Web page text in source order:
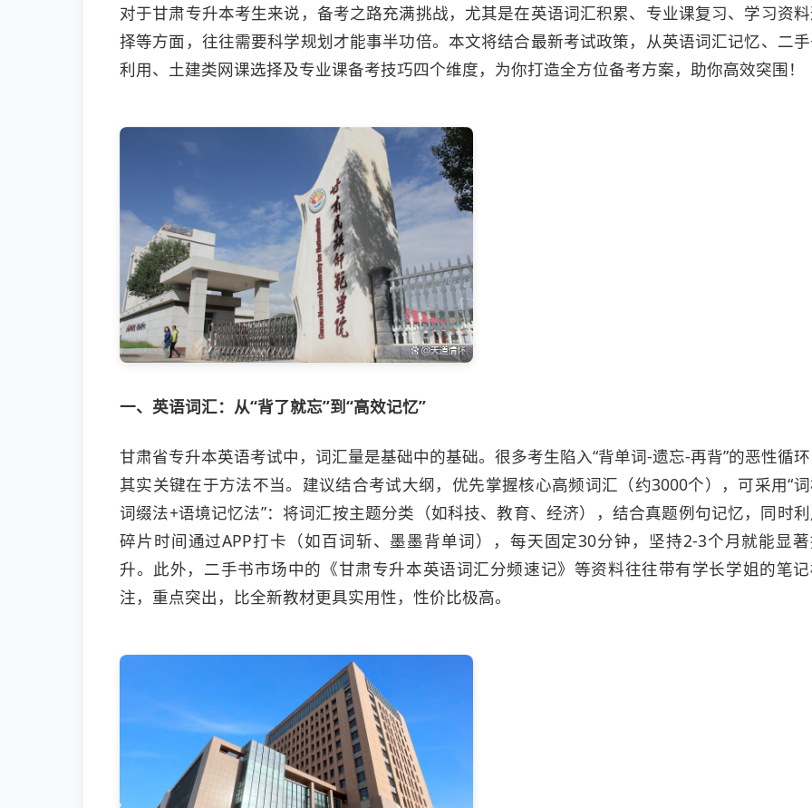
对于甘肃专升本考生来说，备考之路充满挑战，尤其是在英语词汇积累、专业课复习、学习资
择等方面，往往需要科学规划才能事半功倍。本文将结合最新考试政策，从英语词汇记忆、二
利用、土建类网课选择及专业课备考技巧四个维度，为你打造全方位备考方案，助你高效突围！
一、英语词汇：从“背了就忘”到“高效记忆”
甘肃省专升本英语考试中，词汇量是基础中的基础。很多考生陷入“背单词-遗忘-再背”的恶性循
其实关键在于方法不当。建议结合考试大纲，优先掌握核心高频词汇（约3000个），可采用“
词缀法+语境记忆法”：将词汇按主题分类（如科技、教育、经济），结合真题例句记忆，同时
碎片时间通过APP打卡（如百词斩、墨墨背单词），每天固定30分钟，坚持2-3个月就能显
升。此外，二手书市场中的《甘肃专升本英语词汇分频速记》等资料往往带有学长学姐的笔
注，重点突出，比全新教材更具实用性，性价比极高。